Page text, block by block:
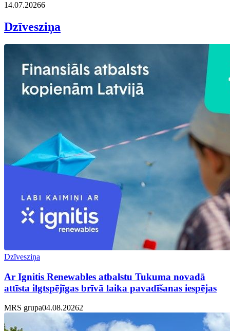
14.07.20266
Dzīvesziņa
Dzīvesziņa
Ar Ignitis Renewables atbalstu Tukuma novadā
attīsta ilgtspējīgas brīvā laika pavadīšanas iespējas
MRS grupa04.08.20262